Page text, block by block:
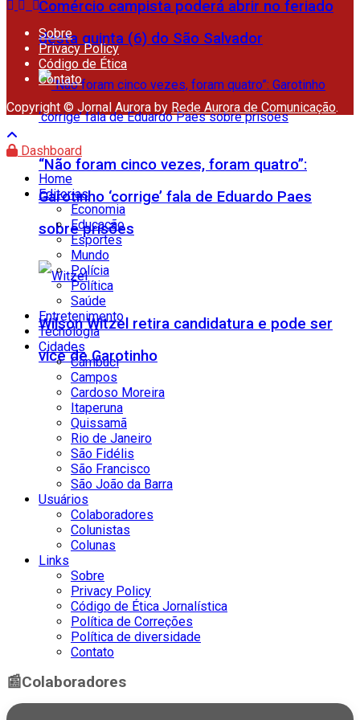
Comércio campista poderá abrir no feriado
desta quinta (6) do São Salvador
“Não foram cinco vezes, foram quatro”:
Garotinho ‘corrige’ fala de Eduardo Paes
sobre prisões
Wilson Witzel retira candidatura e pode ser
vice de Garotinho
Sobre
Privacy Policy
Código de Ética
Contato
Copyright © Jornal Aurora by Rede Aurora de Comunicação.
Dashboard
Home
Editorias
Economia
Educação
Esportes
Mundo
Polícia
Política
Saúde
Entretenimento
Tecnologia
Cidades
Cambuci
Campos
Cardoso Moreira
Itaperuna
Quissamã
Rio de Janeiro
São Fidélis
São Francisco
São João da Barra
Usuários
Colaboradores
Colunistas
Colunas
Links
Sobre
Privacy Policy
Código de Ética Jornalística
Política de Correções
Política de diversidade
Contato
📰Colaboradores